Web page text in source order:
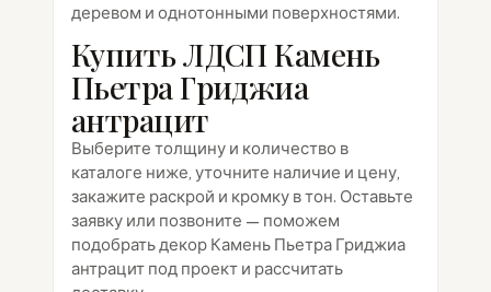
деревом и однотонными поверхностями.
Купить ЛДСП Камень
Пьетра Гриджиа
антрацит
Выберите толщину и количество в
каталоге ниже, уточните наличие и цену,
закажите раскрой и кромку в тон. Оставьте
заявку или позвоните — поможем
подобрать декор Камень Пьетра Гриджиа
антрацит под проект и рассчитать